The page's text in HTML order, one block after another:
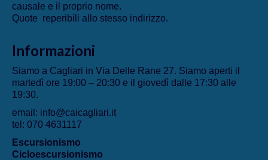
causale e il proprio nome.
Quote reperibili allo stesso indirizzo.
Informazioni
Siamo a Cagliari in Via Delle Rane 27. Siamo aperti il
martedì ore 19:00 – 20:30 e il giovedì dalle 17:30 alle
19:30.
email: info@caicagliari.it
tel: 070 4631117
Escursionismo
Cicloescursionismo